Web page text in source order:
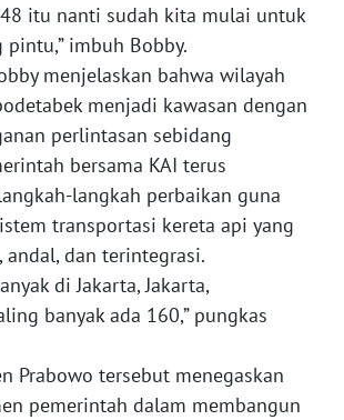
itu nanti sudah kita mulai untuk
imbuh Bobby.
menjelaskan bahwa wilayah
menjadi kawasan dengan
perlintasan sebidang
bersama KAI terus
langkah perbaikan guna
transportasi kereta api yang
andal, dan terintegrasi.
di Jakarta, Jakarta,
banyak ada 160,” pungkas
Prabowo tersebut menegaskan
pemerintah dalam membangun